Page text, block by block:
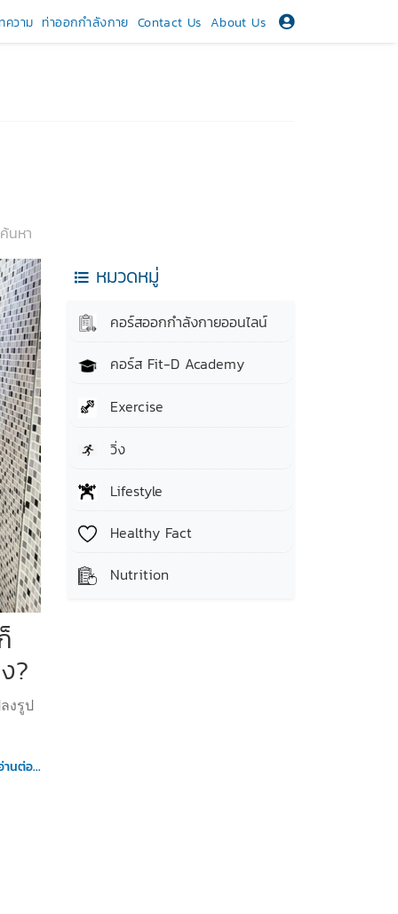
ความ ท่าออกกำลังกาย Contact Us About Us
นหา
?
งรูป
านต่อ...
หมวดหมู่
คอร์สออกกำลังกายออนไลน์
คอร์ส Fit-D Academy
Exercise
วิ่ง
Lifestyle
Healthy Fact
Nutrition